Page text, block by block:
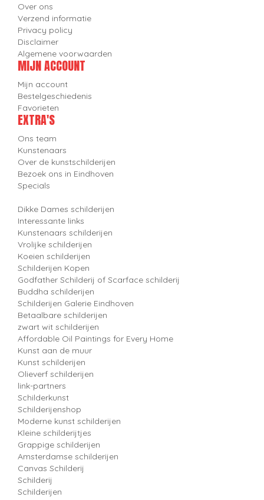
Over ons
Verzend informatie
Privacy policy
Disclaimer
Algemene voorwaarden
MIJN ACCOUNT
Mijn account
Bestelgeschiedenis
Favorieten
EXTRA'S
Ons team
Kunstenaars
Over de kunstschilderijen
Bezoek ons in Eindhoven
Specials
Dikke Dames schilderijen
Interessante links
Kunstenaars schilderijen
Vrolijke schilderijen
Koeien schilderijen
Schilderijen Kopen
Godfather Schilderij of Scarface schilderij
Buddha schilderijen
Schilderijen Galerie Eindhoven
Betaalbare schilderijen
zwart wit schilderijen
Affordable Oil Paintings for Every Home
Kunst aan de muur
Kunst schilderijen
Olieverf schilderijen
link-partners
Schilderkunst
Schilderijenshop
Moderne kunst schilderijen
Kleine schilderijtjes
Grappige schilderijen
Amsterdamse schilderijen
Canvas Schilderij
Schilderij
Schilderijen